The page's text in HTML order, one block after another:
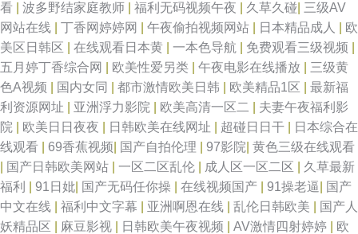
看
波多野结家庭教师 福利无码视频午夜 久草久碰 三级AV
网站在线
丁香网婷婷网 午夜偷拍视频网站 日本精品成人
欧
美区日韩区
在线观看日本黄 一本色导航 免费观看三级视频
五月婷丁香综合网
欧美性爱另类 午夜电影在线播放
三级黄
色A视频
国内女同 都市激情欧美日韩 欧美精品1区
最新福
利资源网址
亚洲浮力影院 欧美高清一区二
夫妻午夜福利影
院
欧美日日夜夜 日韩欧美在线网址 超碰日日干
日本综合在
线观看
69香蕉视频 国产自拍伦理 97影院 黄色三级在线观看
国产日韩欧美网站 一区二区乱伦 成人区一区二区
久草最新
福利
91日妣 国产无码任你操 在线视频国产 91操老逼
国产
中文在线
福利中文字幕 亚洲啊恩在线 乱伦日韩欧美
国产人
妖精品区
麻豆影视 日韩欧美午夜视频 AV激情四射婷婷
欧